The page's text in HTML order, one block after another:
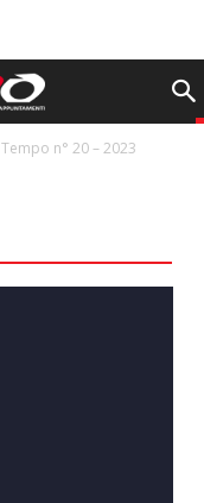
Tempo n° 20 – 2023